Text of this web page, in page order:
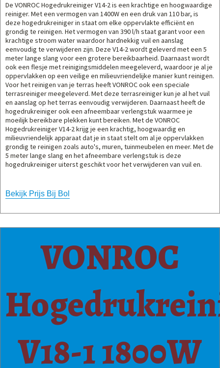
De VONROC Hogedrukreiniger V14-2 is een krachtige en hoogwaardige
reiniger. Met een vermogen van 1400W en een druk van 110 bar, is
deze hogedrukreiniger in staat om elke oppervlakte efficiënt en
grondig te reinigen. Het vermogen van 390 l/h staat garant voor een
krachtige stroom water waardoor hardnekkig vuil en aanslag
eenvoudig te verwijderen zijn. Deze V14-2 wordt geleverd met een 5
meter lange slang voor een grotere bereikbaarheid. Daarnaast wordt
ook een flesje met reinigingsmiddelen meegeleverd, waardoor je al je
oppervlakken op een veilige en milieuvriendelijke manier kunt reinigen.
Voor het reinigen van je terras heeft VONROC ook een speciale
terrasreiniger meegeleverd. Met deze terrasreiniger kun je al het vuil
en aanslag op het terras eenvoudig verwijderen. Daarnaast heeft de
hogedrukreiniger ook een afneembaar verlengstuk waarmee je
moeilijk bereikbare plekken kunt bereiken. Met de VONROC
Hogedrukreiniger V14-2 krijg je een krachtig, hoogwaardig en
milieuvriendelijk apparaat dat je in staat stelt om al je oppervlakken
grondig te reinigen zoals auto's, muren, tuinmeubelen en meer. Met de
5 meter lange slang en het afneembare verlengstuk is deze
hogedrukreiniger uiterst geschikt voor het verwijderen van vuil en.
Bekijk Prijs Bij Bol
VONROC
V18-1 1800W